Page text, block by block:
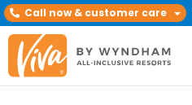
Call now & customer care